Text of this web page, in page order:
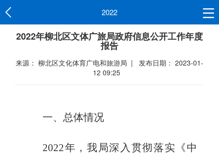
2022
2022年柳北区文体广旅局政府信息公开工作年度
报告
来源： 柳北区文化体育广电和旅游局 | 发布日期： 2023-01-
12 09:25
一、总体情况
2022年， 我局深入贯彻落实《中